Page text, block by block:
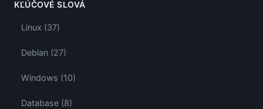
KĽÚČOVÉ SLOVÁ
Linux (37)
Debian (27)
Windows (10)
Database (8)